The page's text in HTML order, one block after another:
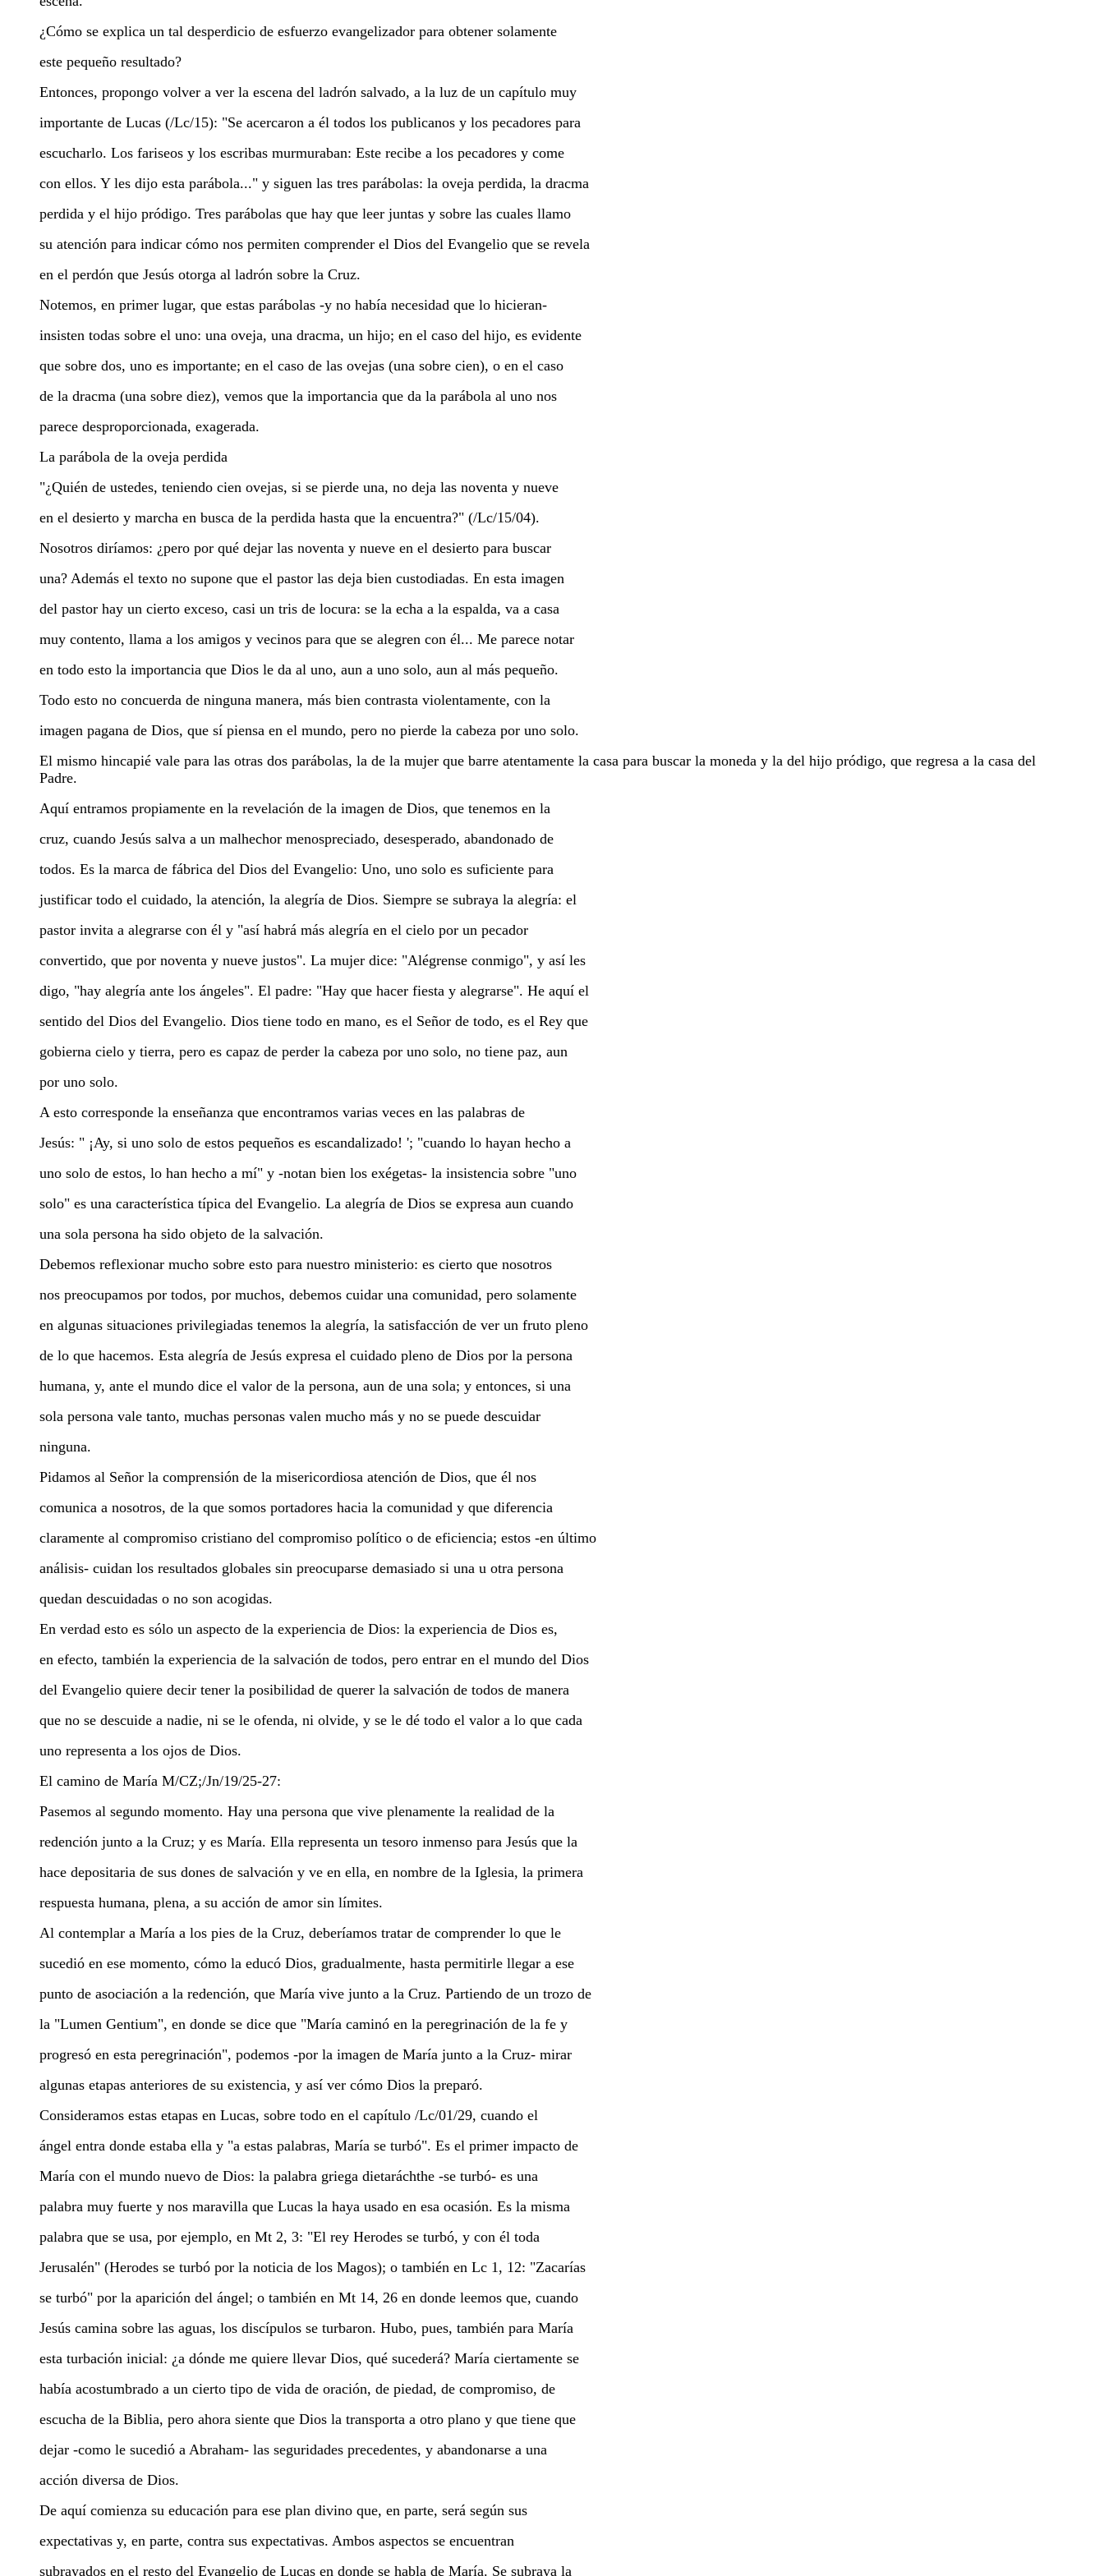
¿Cómo se explica un tal desperdicio de esfuerzo evangelizador para obtener solamente
este pequeño resultado?
Entonces, propongo volver a ver la escena del ladrón salvado, a la luz de un capítulo muy
importante de Lucas (/Lc/15): "Se acercaron a él todos los publicanos y los pecadores para
escucharlo. Los fariseos y los escribas murmuraban: Este recibe a los pecadores y come
con ellos. Y les dijo esta parábola..." y siguen las tres parábolas: la oveja perdida, la dracma
perdida y el hijo pródigo. Tres parábolas que hay que leer juntas y sobre las cuales llamo
su atención para indicar cómo nos permiten comprender el Dios del Evangelio que se revela
en el perdón que Jesús otorga al ladrón sobre la Cruz.
Notemos, en primer lugar, que estas parábolas -y no había necesidad que lo hicieran-
insisten todas sobre el uno: una oveja, una dracma, un hijo; en el caso del hijo, es evidente
que sobre dos, uno es importante; en el caso de las ovejas (una sobre cien), o en el caso
de la dracma (una sobre diez), vemos que la importancia que da la parábola al uno nos
parece desproporcionada, exagerada.
La parábola de la oveja perdida
"¿Quién de ustedes, teniendo cien ovejas, si se pierde una, no deja las noventa y nueve
en el desierto y marcha en busca de la perdida hasta que la encuentra?" (/Lc/15/04).
Nosotros diríamos: ¿pero por qué dejar las noventa y nueve en el desierto para buscar
una? Además el texto no supone que el pastor las deja bien custodiadas. En esta imagen
del pastor hay un cierto exceso, casi un tris de locura: se la echa a la espalda, va a casa
muy contento, llama a los amigos y vecinos para que se alegren con él... Me parece notar
en todo esto la importancia que Dios le da al uno, aun a uno solo, aun al más pequeño.
Todo esto no concuerda de ninguna manera, más bien contrasta violentamente, con la
imagen pagana de Dios, que sí piensa en el mundo, pero no pierde la cabeza por uno solo.
El mismo hincapié vale para las otras dos parábolas, la de la mujer que barre atentamente la casa para buscar la moneda y la del hijo pródigo, que regresa a la casa del
Padre.
Aquí entramos propiamente en la revelación de la imagen de Dios, que tenemos en la
cruz, cuando Jesús salva a un malhechor menospreciado, desesperado, abandonado de
todos. Es la marca de fábrica del Dios del Evangelio: Uno, uno solo es suficiente para
justificar todo el cuidado, la atención, la alegría de Dios. Siempre se subraya la alegría: el
pastor invita a alegrarse con él y "así habrá más alegría en el cielo por un pecador
convertido, que por noventa y nueve justos". La mujer dice: "Alégrense conmigo", y así les
digo, "hay alegría ante los ángeles". El padre: "Hay que hacer fiesta y alegrarse". He aquí el
sentido del Dios del Evangelio. Dios tiene todo en mano, es el Señor de todo, es el Rey que
gobierna cielo y tierra, pero es capaz de perder la cabeza por uno solo, no tiene paz, aun
por uno solo.
A esto corresponde la enseñanza que encontramos varias veces en las palabras de
Jesús: " ¡Ay, si uno solo de estos pequeños es escandalizado! '; "cuando lo hayan hecho a
uno solo de estos, lo han hecho a mí" y -notan bien los exégetas- la insistencia sobre "uno
solo" es una característica típica del Evangelio. La alegría de Dios se expresa aun cuando
una sola persona ha sido objeto de la salvación.
Debemos reflexionar mucho sobre esto para nuestro ministerio: es cierto que nosotros
nos preocupamos por todos, por muchos, debemos cuidar una comunidad, pero solamente
en algunas situaciones privilegiadas tenemos la alegría, la satisfacción de ver un fruto pleno
de lo que hacemos. Esta alegría de Jesús expresa el cuidado pleno de Dios por la persona
humana, y, ante el mundo dice el valor de la persona, aun de una sola; y entonces, si una
sola persona vale tanto, muchas personas valen mucho más y no se puede descuidar
ninguna.
Pidamos al Señor la comprensión de la misericordiosa atención de Dios, que él nos
comunica a nosotros, de la que somos portadores hacia la comunidad y que diferencia
claramente al compromiso cristiano del compromiso político o de eficiencia; estos -en último
análisis- cuidan los resultados globales sin preocuparse demasiado si una u otra persona
quedan descuidadas o no son acogidas.
En verdad esto es sólo un aspecto de la experiencia de Dios: la experiencia de Dios es,
en efecto, también la experiencia de la salvación de todos, pero entrar en el mundo del Dios
del Evangelio quiere decir tener la posibilidad de querer la salvación de todos de manera
que no se descuide a nadie, ni se le ofenda, ni olvide, y se le dé todo el valor a lo que cada
uno representa a los ojos de Dios.
El camino de María M/CZ;/Jn/19/25-27:
Pasemos al segundo momento. Hay una persona que vive plenamente la realidad de la
redención junto a la Cruz; y es María. Ella representa un tesoro inmenso para Jesús que la
hace depositaria de sus dones de salvación y ve en ella, en nombre de la Iglesia, la primera
respuesta humana, plena, a su acción de amor sin límites.
Al contemplar a María a los pies de la Cruz, deberíamos tratar de comprender lo que le
sucedió en ese momento, cómo la educó Dios, gradualmente, hasta permitirle llegar a ese
punto de asociación a la redención, que María vive junto a la Cruz. Partiendo de un trozo de
la "Lumen Gentium", en donde se dice que "María caminó en la peregrinación de la fe y
progresó en esta peregrinación", podemos -por la imagen de María junto a la Cruz- mirar
algunas etapas anteriores de su existencia, y así ver cómo Dios la preparó.
Consideramos estas etapas en Lucas, sobre todo en el capítulo /Lc/01/29, cuando el
ángel entra donde estaba ella y "a estas palabras, María se turbó". Es el primer impacto de
María con el mundo nuevo de Dios: la palabra griega dietaráchthe -se turbó- es una
palabra muy fuerte y nos maravilla que Lucas la haya usado en esa ocasión. Es la misma
palabra que se usa, por ejemplo, en Mt 2, 3: "El rey Herodes se turbó, y con él toda
Jerusalén" (Herodes se turbó por la noticia de los Magos); o también en Lc 1, 12: "Zacarías
se turbó" por la aparición del ángel; o también en Mt 14, 26 en donde leemos que, cuando
Jesús camina sobre las aguas, los discípulos se turbaron. Hubo, pues, también para María
esta turbación inicial: ¿a dónde me quiere llevar Dios, qué sucederá? María ciertamente se
había acostumbrado a un cierto tipo de vida de oración, de piedad, de compromiso, de
escucha de la Biblia, pero ahora siente que Dios la transporta a otro plano y que tiene que
dejar -como le sucedió a Abraham- las seguridades precedentes, y abandonarse a una
acción diversa de Dios.
De aquí comienza su educación para ese plan divino que, en parte, será según sus
expectativas y, en parte, contra sus expectativas. Ambos aspectos se encuentran
subrayados en el resto del Evangelio de Lucas en donde se habla de María. Se subraya la